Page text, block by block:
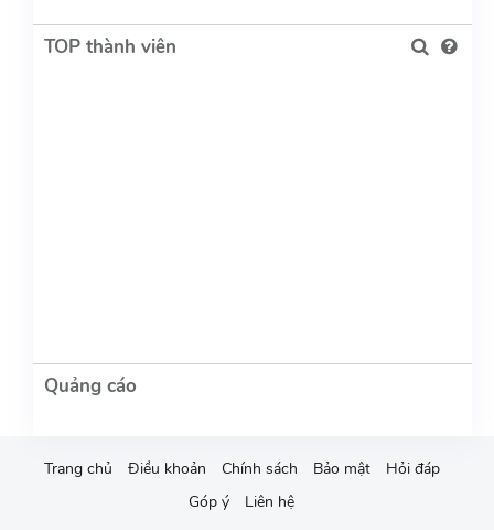
TOP thành viên
Trang chủ Điều khoản Chính sách Bảo mật
Hỏi đáp
Góp ý
Liên hệ